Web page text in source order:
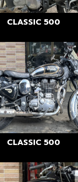
CLASSIC 500
CLASSIC 500